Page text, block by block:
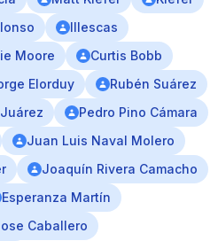
Illescas
Moore
Curtis Bobb
Elorduy
Rubén Suárez
Pedro Pino Cámara
Juan Luis Naval Molero
Joaquín Rivera Camacho
Esperanza Martín
Caballero